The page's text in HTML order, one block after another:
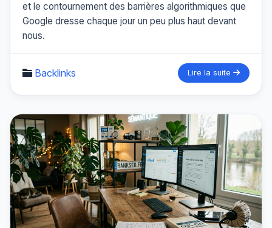
et le contournement des barrières algorithmiques que
Google dresse chaque jour un peu plus haut devant
nous.
Backlinks Lire la suite